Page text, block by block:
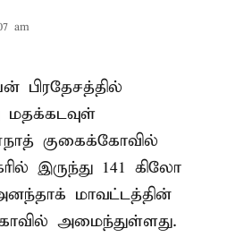
am
பிரதேசத்தில்
குகைக்கோவில்
இருந்து 141 கிலோ
மாவட்டத்தின்
அமைந்துள்ளது.